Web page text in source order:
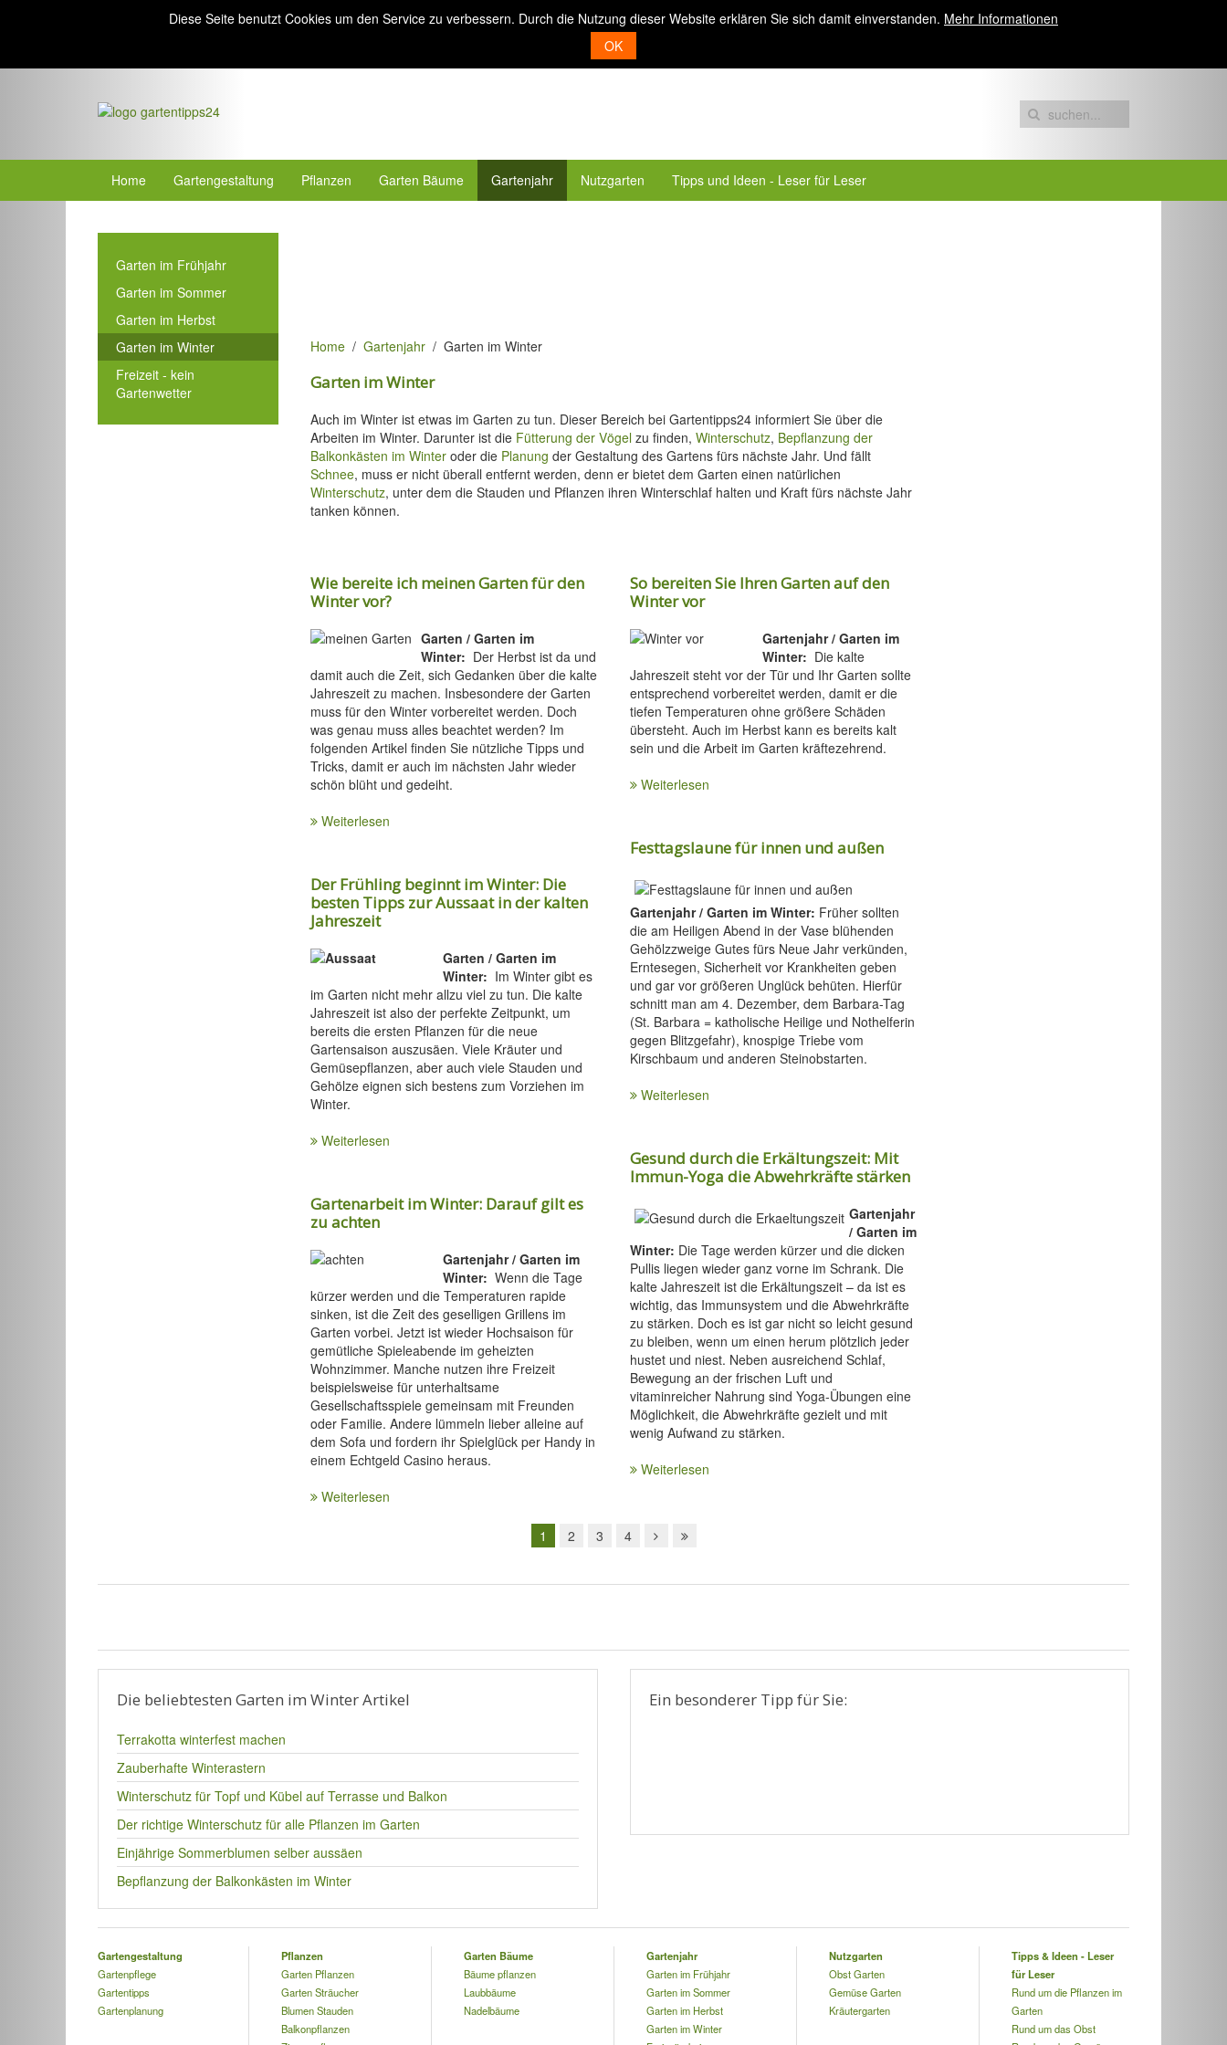
Diese Seite benutzt Cookies um den Service zu verbessern. Durch die Nutzung dieser Website erklären Sie sich damit einverstanden. Mehr Informationen
OK
Home Gartengestaltung Pflanzen Garten Bäume Gartenjahr Nutzgarten Tipps und Ideen - Leser für Leser
Home Gartenjahr Garten im Winter
Garten im Winter
Auch im Winter ist etwas im Garten zu tun. Dieser Bereich bei Gartentipps24 informiert Sie über die
Arbeiten im Winter. Darunter ist die Fütterung der Vögel zu finden, Winterschutz, Bepflanzung der
Balkonkästen im Winter oder die Planung der Gestaltung des Gartens fürs nächste Jahr. Und fällt
Schnee, muss er nicht überall entfernt werden, denn er bietet dem Garten einen natürlichen
Winterschutz, unter dem die Stauden und Pflanzen ihren Winterschlaf halten und Kraft fürs nächste Jahr
tanken können.
Wie bereite ich meinen Garten für den
Winter vor?
Garten / Garten im
Winter: Der Herbst ist da und
damit auch die Zeit, sich Gedanken über die kalte
Jahreszeit zu machen. Insbesondere der Garten
muss für den Winter vorbereitet werden. Doch
was genau muss alles beachtet werden? Im
folgenden Artikel finden Sie nützliche Tipps und
Tricks, damit er auch im nächsten Jahr wieder
schön blüht und gedeiht.
Weiterlesen
Der Frühling beginnt im Winter: Die
besten Tipps zur Aussaat in der kalten
Jahreszeit
Garten / Garten im
Winter: Im Winter gibt es
im Garten nicht mehr allzu viel zu tun. Die kalte
Jahreszeit ist also der perfekte Zeitpunkt, um
bereits die ersten Pflanzen für die neue
Gartensaison auszusäen. Viele Kräuter und
Gemüsepflanzen, aber auch viele Stauden und
Gehölze eignen sich bestens zum Vorziehen im
Winter.
Weiterlesen
Gartenarbeit im Winter: Darauf gilt es
zu achten
Gartenjahr / Garten im
Winter: Wenn die Tage
kürzer werden und die Temperaturen rapide
sinken, ist die Zeit des geselligen Grillens im
Garten vorbei. Jetzt ist wieder Hochsaison für
gemütliche Spieleabende im geheizten
Wohnzimmer. Manche nutzen ihre Freizeit
beispielsweise für unterhaltsame
Gesellschaftsspiele gemeinsam mit Freunden
oder Familie. Andere lümmeln lieber alleine auf
dem Sofa und fordern ihr Spielglück per Handy in
einem Echtgeld Casino heraus.
Weiterlesen
So bereiten Sie Ihren Garten auf den
Winter vor
Gartenjahr / Garten im
Winter: Die kalte
Jahreszeit steht vor der Tür und Ihr Garten sollte
entsprechend vorbereitet werden, damit er die
tiefen Temperaturen ohne größere Schäden
übersteht. Auch im Herbst kann es bereits kalt
sein und die Arbeit im Garten kräftezehrend.
Weiterlesen
Festtagslaune für innen und außen
Gartenjahr / Garten im Winter: Früher sollten
die am Heiligen Abend in der Vase blühenden
Gehölzzweige Gutes fürs Neue Jahr verkünden,
Erntesegen, Sicherheit vor Krankheiten geben
und gar vor größeren Unglück behüten. Hierfür
schnitt man am 4. Dezember, dem Barbara-Tag
(St. Barbara = katholische Heilige und Nothelferin
gegen Blitzgefahr), knospige Triebe vom
Kirschbaum und anderen Steinobstarten.
Weiterlesen
Gesund durch die Erkältungszeit: Mit
Immun-Yoga die Abwehrkräfte stärken
Gartenjahr
/ Garten im
Winter: Die Tage werden kürzer und die dicken
Pullis liegen wieder ganz vorne im Schrank. Die
kalte Jahreszeit ist die Erkältungszeit – da ist es
wichtig, das Immunsystem und die Abwehrkräfte
zu stärken. Doch es ist gar nicht so leicht gesund
zu bleiben, wenn um einen herum plötzlich jeder
hustet und niest. Neben ausreichend Schlaf,
Bewegung an der frischen Luft und
vitaminreicher Nahrung sind Yoga-Übungen eine
Möglichkeit, die Abwehrkräfte gezielt und mit
wenig Aufwand zu stärken.
Weiterlesen
1 2 3 4
Garten im Frühjahr
Garten im Sommer
Garten im Herbst
Garten im Winter
Freizeit - kein
Gartenwetter
Die beliebtesten Garten im Winter Artikel
Terrakotta winterfest machen
Zauberhafte Winterastern
Winterschutz für Topf und Kübel auf Terrasse und Balkon
Der richtige Winterschutz für alle Pflanzen im Garten
Einjährige Sommerblumen selber aussäen
Bepflanzung der Balkonkästen im Winter
Ein besonderer Tipp für Sie:
Gartengestaltung
Gartenpflege
Gartentipps
Gartenplanung
Pflanzen
Garten Pflanzen
Garten Sträucher
Blumen Stauden
Balkonpflanzen
Garten Bäume
Bäume pflanzen
Laubbäume
Nadelbäume
Gartenjahr
Garten im Frühjahr
Garten im Sommer
Garten im Herbst
Garten im Winter
Nutzgarten
Obst Garten
Gemüse Garten
Kräutergarten
Tipps & Ideen - Leser
für Leser
Rund um die Pflanzen im
Garten
Rund um das Obst